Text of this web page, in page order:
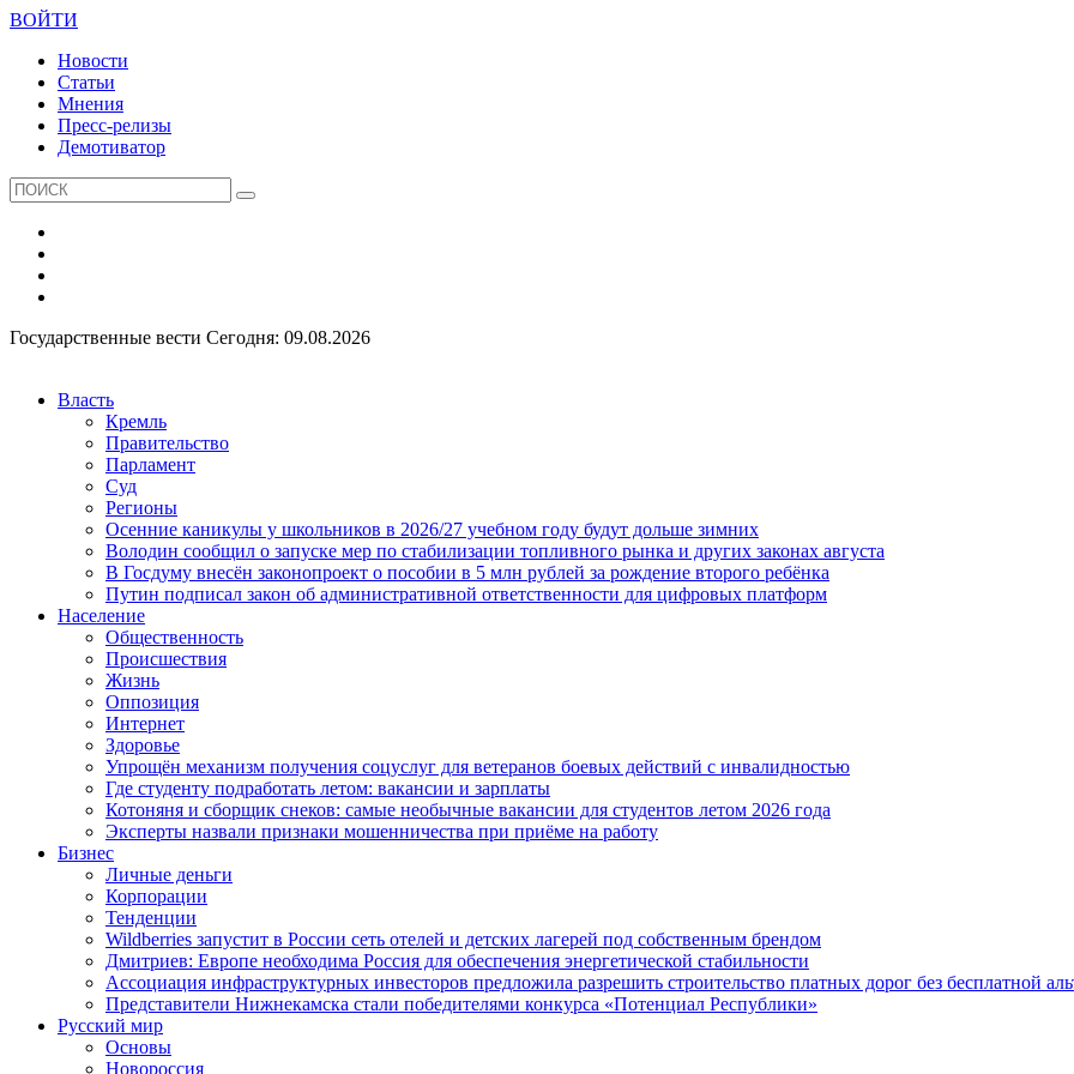
ВОЙТИ
Новости
Статьи
Мнения
Пресс-релизы
Демотиватор
Государственные вести Сегодня: 09.08.2026
Власть
Кремль
Правительство
Парламент
Суд
Регионы
Осенние каникулы у школьников в 2026/27 учебном году будут дольше зимних
Володин сообщил о запуске мер по стабилизации топливного рынка и других законах августа
В Госдуму внесён законопроект о пособии в 5 млн рублей за рождение второго ребёнка
Путин подписал закон об административной ответственности для цифровых платформ
Население
Общественность
Происшествия
Жизнь
Оппозиция
Интернет
Здоровье
Упрощён механизм получения соцуслуг для ветеранов боевых действий с инвалидностью
Где студенту подработать летом: вакансии и зарплаты
Котоняня и сборщик снеков: самые необычные вакансии для студентов летом 2026 года
Эксперты назвали признаки мошенничества при приёме на работу
Бизнес
Личные деньги
Корпорации
Тенденции
Wildberries запустит в России сеть отелей и детских лагерей под собственным брендом
Дмитриев: Европе необходима Россия для обеспечения энергетической стабильности
Ассоциация инфраструктурных инвесторов предложила разрешить строительство платных дорог без бесплатной
Представители Нижнекамска стали победителями конкурса «Потенциал Республики»
Русский мир
Основы
Новороссия